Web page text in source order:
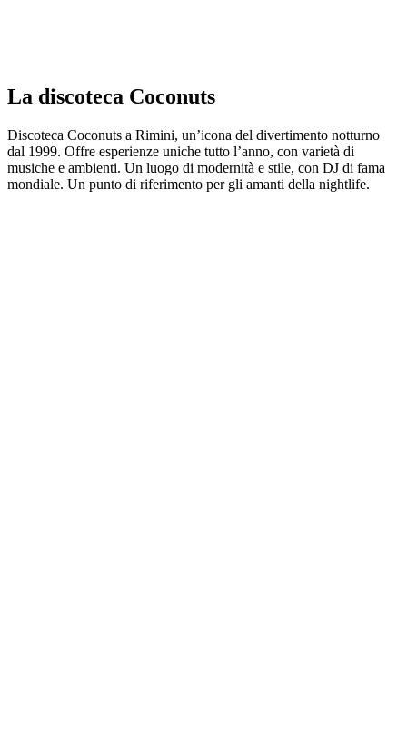
La discoteca Coconuts
Discoteca Coconuts a Rimini, un’icona del divertimento notturno
dal 1999. Offre esperienze uniche tutto l’anno, con varietà di
musiche e ambienti. Un luogo di modernità e stile, con DJ di fama
mondiale. Un punto di riferimento per gli amanti della nightlife.